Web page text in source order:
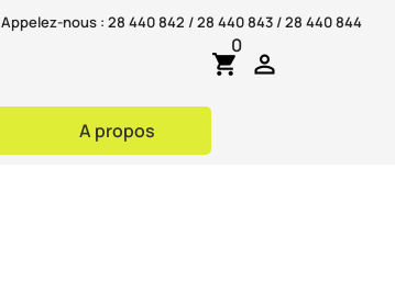
Appelez-nous : 28 440 842 / 28 440 843 / 28 440 844

shopping_cart
0
A propos